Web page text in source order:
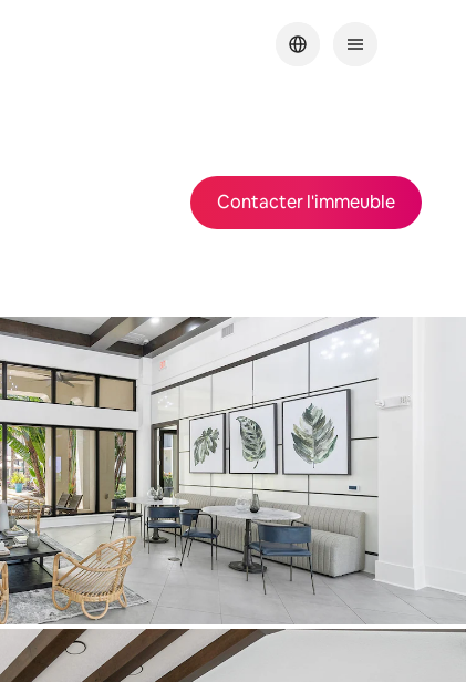
Contacter l'immeuble